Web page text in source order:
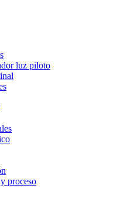
luz piloto
proceso